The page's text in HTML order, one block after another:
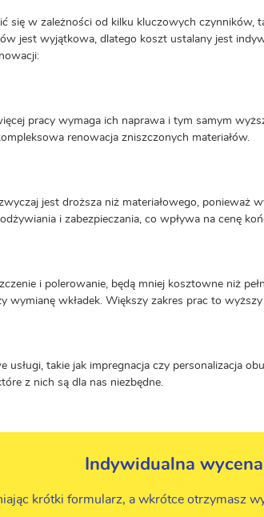
się w zależności od kilku kluczowych czynników,
jest wyjątkowa, dlatego koszt ustalany jest
pracy wymaga ich naprawa i tym samym
renowacja zniszczonych materiałów.
jest droższa niż materiałowego, ponieważ
i zabezpieczania, co wpływa na cenę
i polerowanie, będą mniej kosztowne niż
wymianę wkładek. Większy zakres prac to wyższy
usługi, takie jak impregnacja czy personalizacja
z nich są dla nas niezbędne.
Indywidualna wycena
krótki formularz, a wkrótce otrzymasz